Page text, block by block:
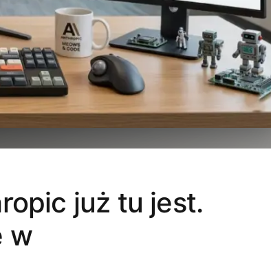
już tu jest.
w